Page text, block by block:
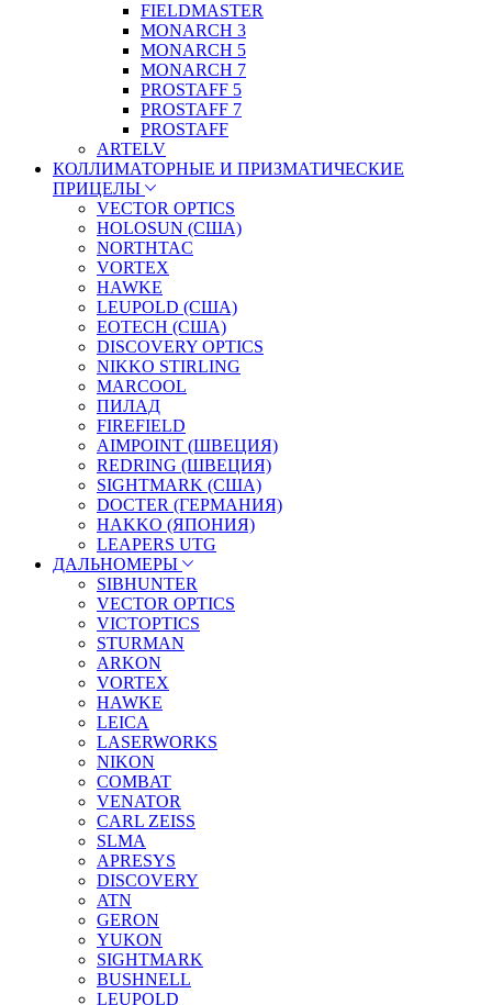
FIELDMASTER
MONARCH 3
MONARCH 5
MONARCH 7
PROSTAFF 5
PROSTAFF 7
PROSTAFF
ARTELV
КОЛЛИМАТОРНЫЕ И ПРИЗМАТИЧЕСКИЕ
ПРИЦЕЛЫ
VECTOR OPTICS
HOLOSUN (США)
NORTHTAC
VORTEX
HAWKE
LEUPOLD (США)
EOTECH (США)
DISCOVERY OPTICS
NIKKO STIRLING
MARCOOL
ПИЛАД
FIREFIELD
AIMPOINT (ШВЕЦИЯ)
REDRING (ШВЕЦИЯ)
SIGHTMARK (США)
DOCTER (ГЕРМАНИЯ)
HAKKO (ЯПОНИЯ)
LEAPERS UTG
ДАЛЬНОМЕРЫ
SIBHUNTER
VECTOR OPTICS
VICTOPTICS
STURMAN
ARKON
VORTEX
HAWKE
LEICA
LASERWORKS
NIKON
COMBAT
VENATOR
CARL ZEISS
SLMA
APRESYS
DISCOVERY
ATN
GERON
YUKON
SIGHTMARK
BUSHNELL
LEUPOLD